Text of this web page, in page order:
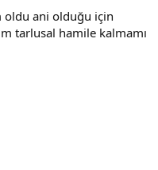
oldu ani olduğu için
tarlusal hamile kalmamı